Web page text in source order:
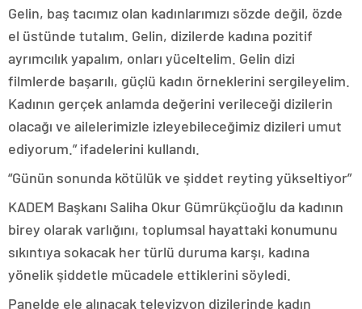
Gelin, baş tacımız olan kadınlarımızı sözde değil, özde
el üstünde tutalım. Gelin, dizilerde kadına pozitif
ayrımcılık yapalım, onları yüceltelim. Gelin dizi
filmlerde başarılı, güçlü kadın örneklerini sergileyelim.
Kadının gerçek anlamda değerini verileceği dizilerin
olacağı ve ailelerimizle izleyebileceğimiz dizileri umut
ediyorum.” ifadelerini kullandı.
“Günün sonunda kötülük ve şiddet reyting yükseltiyor”
KADEM Başkanı Saliha Okur Gümrükçüoğlu da kadının
birey olarak varlığını, toplumsal hayattaki konumunu
sıkıntıya sokacak her türlü duruma karşı, kadına
yönelik şiddetle mücadele ettiklerini söyledi.
Panelde ele alınacak televizyon dizilerinde kadın